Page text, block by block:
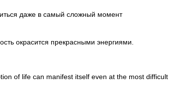
даже в самый сложный момент
окрасится прекрасными энергиями.
of life can manifest itself even at the most difficult